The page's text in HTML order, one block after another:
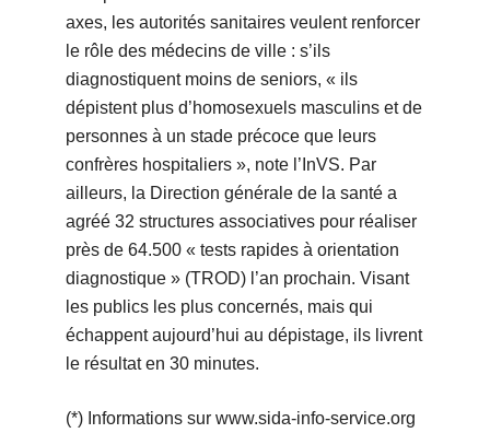
axes, les autorités sanitaires veulent renforcer
le rôle des médecins de ville : s’ils
diagnostiquent moins de seniors, « ils
dépistent plus d’homosexuels masculins et de
personnes à un stade précoce que leurs
confrères hospitaliers », note l’InVS. Par
ailleurs, la Direction générale de la santé a
agréé 32 structures associatives pour réaliser
près de 64.500 « tests rapides à orientation
diagnostique » (TROD) l’an prochain. Visant
les publics les plus concernés, mais qui
échappent aujourd’hui au dépistage, ils livrent
le résultat en 30 minutes.
(*) Informations sur www.sida-info-service.org